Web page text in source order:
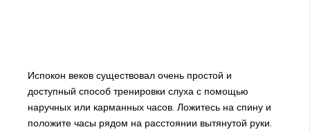
Испокон веков существовал очень простой и
доступный способ тренировки слуха с помощью
наручных или карманных часов. Ложитесь на спину и
положите часы рядом на расстоянии вытянутой руки.